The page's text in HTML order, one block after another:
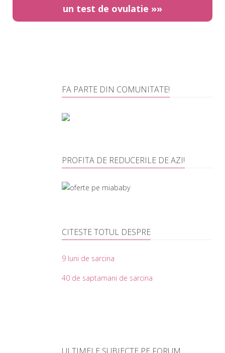
un test de ovulatie »»
FA PARTE DIN COMUNITATE!
PROFITA DE REDUCERILE DE AZI!
CITESTE TOTUL DESPRE
9 luni de sarcina
40 de saptamani de sarcina
ULTIMELE SUBIECTE PE FORUM